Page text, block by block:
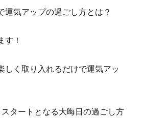
運気アップの過ごし方とは？
す！
しく取り入れるだけで運気アッ
タートとなる大晦日の過ごし方